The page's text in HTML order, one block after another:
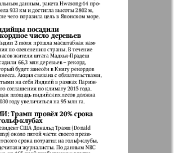
Идеальная фирма
Катюша
Крот в Германии
LDK по-русски